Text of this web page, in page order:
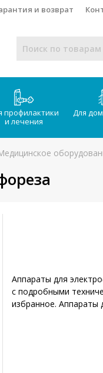
и возврат
профилактики
и лечения
Для
Аппараты для
с подробными
избранное. Аппараты